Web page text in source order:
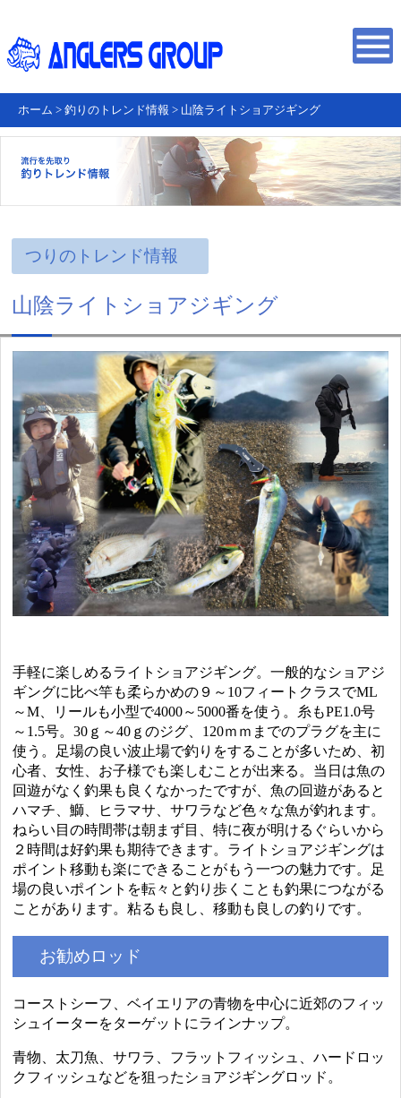
ホーム > 釣りのトレンド情報 > 山陰ライトショアジギング
つりのトレンド情報
山陰ライトショアジギング
手軽に楽しめるライトショアジギング。一般的なショアジ
ギングに比べ竿も柔らかめの９～10フィートクラスでML
～M、リールも小型で4000～5000番を使う。糸もPE1.0号
～1.5号。30ｇ～40ｇのジグ、120ｍｍまでのプラグを主に
使う。足場の良い波止場で釣りをすることが多いため、初
心者、女性、お子様でも楽しむことが出来る。当日は魚の
回遊がなく釣果も良くなかったですが、魚の回遊があると
ハマチ、鰤、ヒラマサ、サワラなど色々な魚が釣れます。
ねらい目の時間帯は朝まず目、特に夜が明けるぐらいから
２時間は好釣果も期待できます。ライトショアジギングは
ポイント移動も楽にできることがもう一つの魅力です。足
場の良いポイントを転々と釣り歩くことも釣果につながる
ことがあります。粘るも良し、移動も良しの釣りです。
お勧めロッド
コーストシーフ、ベイエリアの青物を中心に近郊のフィッ
シュイーターをターゲットにラインナップ。
青物、太刀魚、サワラ、フラットフィッシュ、ハードロッ
クフィッシュなどを狙ったショアジギングロッド。